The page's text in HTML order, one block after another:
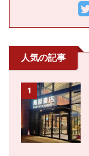
人気の記事
1